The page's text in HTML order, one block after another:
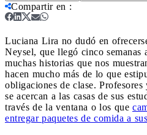
Compartir en :
Luciana Lira no dudó en
Neysel, que llegó cinco semanas
muchas historias que nos
hacen mucho más de lo que
obligaciones de clase.
se acercan a las casas de sus
través de la ventana o los que
entregar paquetes de comida a